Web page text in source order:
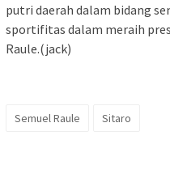
putri daerah dalam bidang
sportifitas dalam meraih
Raule.(jack)
Semuel Raule Sitaro